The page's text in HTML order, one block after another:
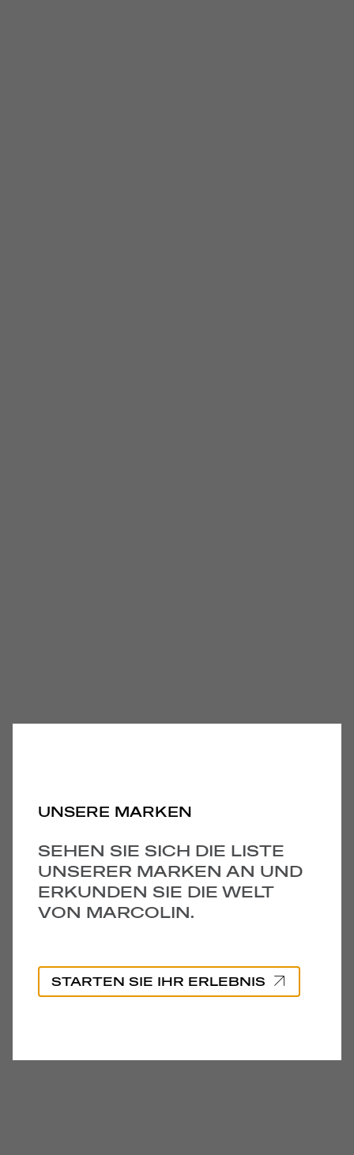
UNSERE MARKEN
SEHEN SIE SICH DIE LISTE
UNSERER MARKEN AN UND
ERKUNDEN SIE DIE WELT
VON MARCOLIN.
STARTEN SIE IHR ERLEBNIS